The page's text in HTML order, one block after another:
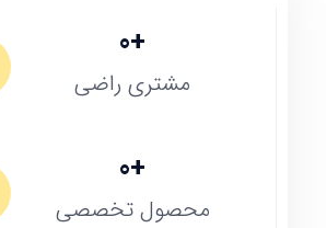
مشتری راضی
+
0
محصول تخصصی
+
0